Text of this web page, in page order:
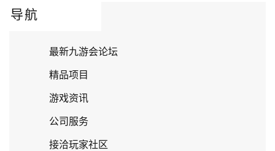
导航
最新九游会论坛
精品项目
游戏资讯
公司服务
接洽玩家社区